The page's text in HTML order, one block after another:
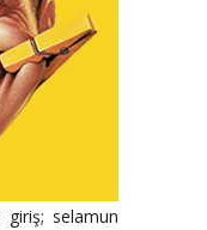
giriş; selamun